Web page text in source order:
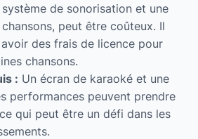
système de sonorisation et une
peut être coûteux. Il
des frais de licence pour
chansons.
: Un écran de karaoké et une
performances peuvent prendre
ce qui peut être un défi dans les